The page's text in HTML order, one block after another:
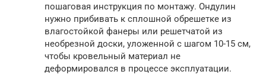
пошаговая инструкция по монтажу. Ондулин
нужно прибивать к сплошной обрешетке из
влагостойкой фанеры или решетчатой из
необрезной доски, уложенной с шагом 10-15 см,
чтобы кровельный материал не
деформировался в процессе эксплуатации.